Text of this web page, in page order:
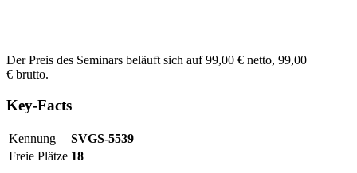
Der Preis des Seminars beläuft sich auf 99,00 € netto, 99,00
€ brutto.
Key-Facts
Kennung
SVGS-5539
Freie Plätze 18